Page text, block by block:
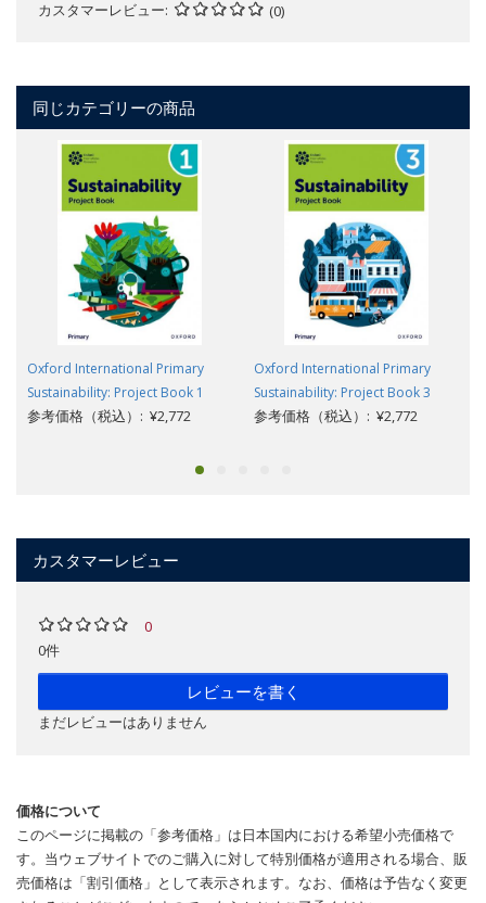
カスタマーレビュー (0)
同じカテゴリーの商品
Oxford International Primary
Sustainability: Project Book 1
参考価格（税込）: ¥2,772
Oxford International Primary
Sustainability: Project Book 3
参考価格（税込）: ¥2,772
カスタマーレビュー
0
0件
レビューを書く
まだレビューはありません
価格について
このページに掲載の「参考価格」は日本国内における希望小売価格で
す。当ウェブサイトでのご購入に対して特別価格が適用される場合、販
売価格は「割引価格」として表示されます。なお、価格は予告なく変更